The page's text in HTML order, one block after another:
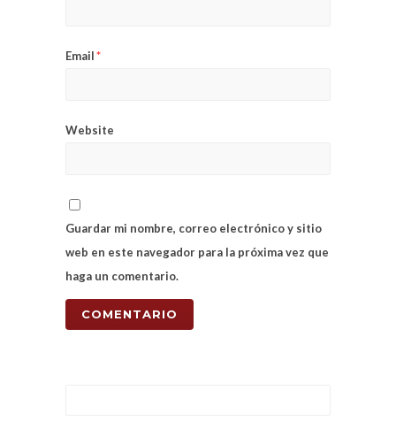
Email*
Website
Guardar mi nombre, correo electrónico y sitio
web en este navegador para la próxima vez que
haga un comentario.